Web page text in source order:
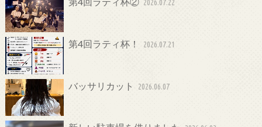
2026.07.22
第4回ラティ杯！ 2026.07.21
バッサリカット 2026.06.07